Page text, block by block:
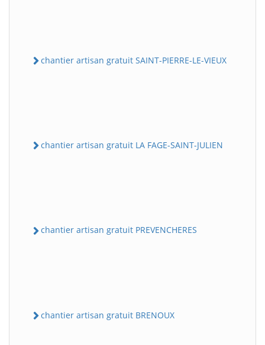
chantier artisan gratuit SAINT-PIERRE-LE-VIEUX
chantier artisan gratuit LA FAGE-SAINT-JULIEN
chantier artisan gratuit PREVENCHERES
chantier artisan gratuit BRENOUX